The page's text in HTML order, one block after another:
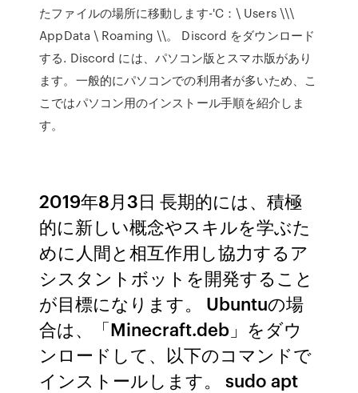
たファイルの場所に移動します-'C：\ Users \\\
AppData \ Roaming \\。 Discord をダウンロード
する. Discord には、パソコン版とスマホ版があり
ます。一般的にパソコンでの利用者が多いため、こ
こではパソコン用のインストール手順を紹介しま
す。
2019年8月3日 長期的には、積極
的に新しい概念やスキルを学ぶた
めに人間と相互作用し協力するア
シスタントボットを開発すること
が目標になります。 Ubuntuの場
合は、「Minecraft.deb」をダウ
ンロードして、以下のコマンドで
インストールします。 sudo apt